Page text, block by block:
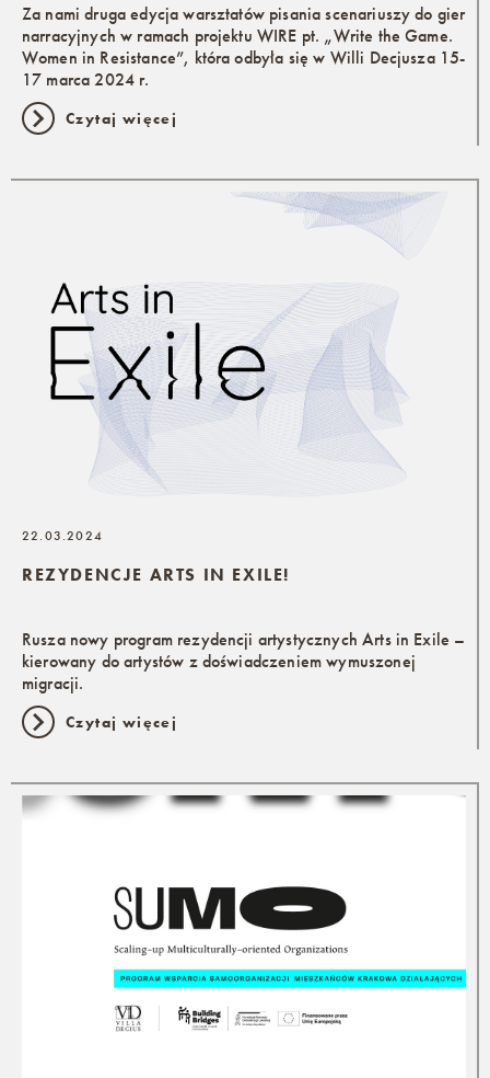
Za nami druga edycja warsztatów pisania scenariuszy do gier
narracyjnych w ramach projektu WIRE pt. „Write the Game.
Women in Resistance”, która odbyła się w Willi Decjusza 15-
17 marca 2024 r.
Czytaj więcej
REZYDENCJE ARTS IN EXILE!
22.03.2024
Rusza nowy program rezydencji artystycznych Arts in Exile –
kierowany do artystów z doświadczeniem wymuszonej
migracji.
Czytaj więcej